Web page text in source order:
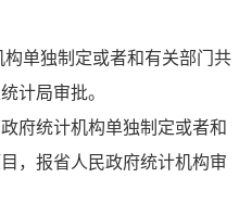
单独制定或者和有关部门共
计局审批。
府统计机构单独制定或者和
，报省人民政府统计机构审